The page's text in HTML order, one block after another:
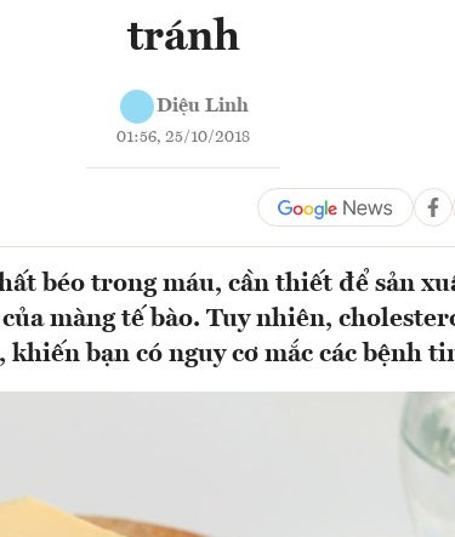
tránh
Diệu Linh
01:56, 25/10/2018
béo trong máu, cần thiết để sản
màng tế bào. Tuy nhiên,
bạn có nguy cơ mắc các bệnh